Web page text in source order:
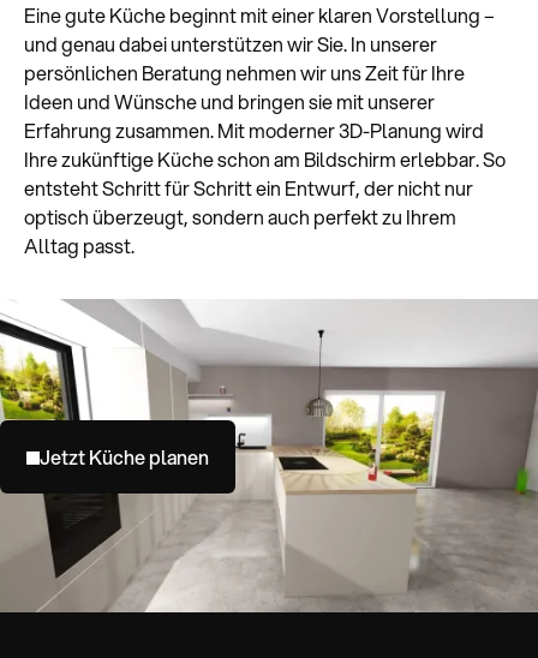
Eine gute Küche beginnt mit einer klaren Vorstellung –
und genau dabei unterstützen wir Sie. In unserer
persönlichen Beratung nehmen wir uns Zeit für Ihre
Ideen und Wünsche und bringen sie mit unserer
Erfahrung zusammen. Mit moderner 3D-Planung wird
Ihre zukünftige Küche schon am Bildschirm erlebbar. So
entsteht Schritt für Schritt ein Entwurf, der nicht nur
optisch überzeugt, sondern auch perfekt zu Ihrem
Alltag passt.
Jetzt Küche planen